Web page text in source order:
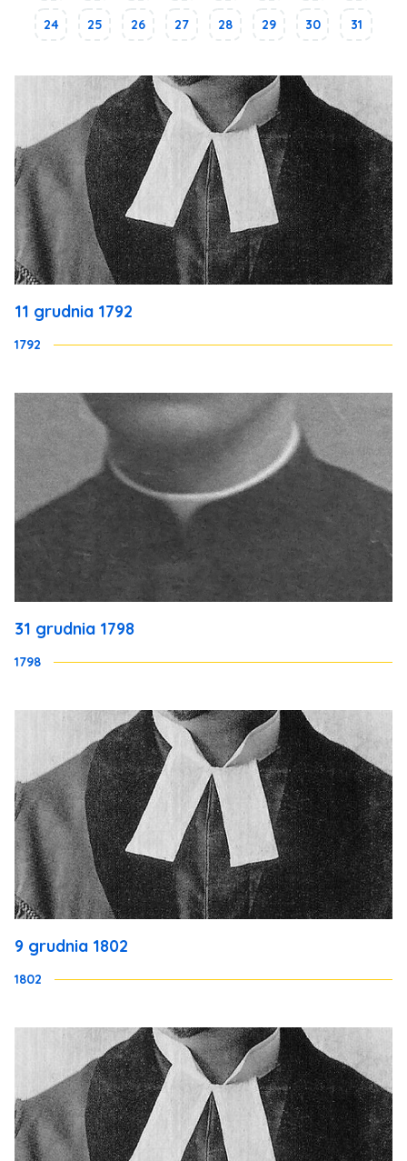
24 25 26 27 28 29 30 31
11 grudnia 1792
1792
31 grudnia 1798
1798
9 grudnia 1802
1802